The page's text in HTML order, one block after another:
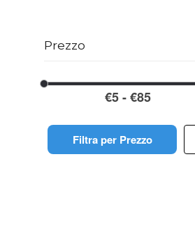
Prezzo
Filtra per Prezzo